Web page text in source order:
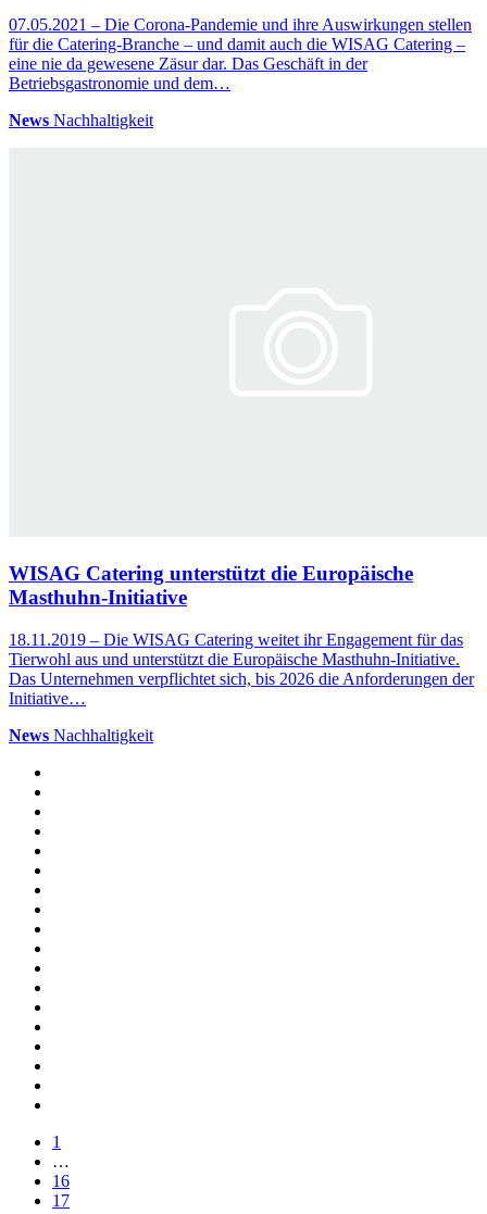
07.05.2021 – Die Corona-Pandemie und ihre Auswirkungen stellen
für die Catering-Branche – und damit auch die WISAG Catering –
eine nie da gewesene Zäsur dar. Das Geschäft in der
Betriebsgastronomie und dem…
News Nachhaltigkeit
WISAG Catering unterstützt die Europäische
Masthuhn-Initiative
18.11.2019 – Die WISAG Catering weitet ihr Engagement für das
Tierwohl aus und unterstützt die Europäische Masthuhn-Initiative.
Das Unternehmen verpflichtet sich, bis 2026 die Anforderungen der
Initiative…
News Nachhaltigkeit
1
…
16
17